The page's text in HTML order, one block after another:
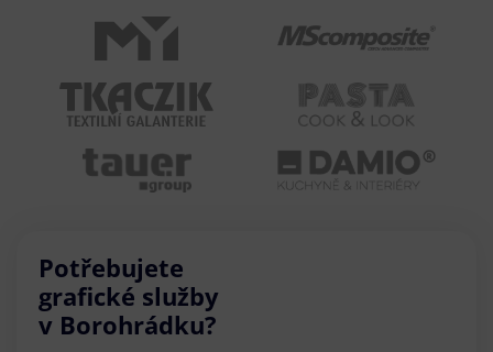
Potřebujete
grafické služby
v Borohrádku?